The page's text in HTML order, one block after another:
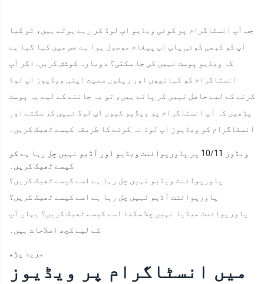
جب آپ انسٹاگرام پر کوئی ویڈیو اپ لوڈ کر رہے ہوتے ہیں، تو کیا
آپ کو کبھی کوئی پاپ اپ پیغام موصول ہوا ہے جس میں کہا گیا ہے
کہ ویڈیو پوسٹ نہیں کی جا سکتی؟ دوبارہ کوشش کریں. اگر آپ
انسٹاگرام کو کہانیوں اور ریلوں سمیت اپنی ویڈیوز اپ لوڈ
کرنے کے لیے حاصل نہیں کر پاتے ہیں، تو یہ جاننے کے لیے یہ پوسٹ
پڑھیں کہ آپ انسٹاگرام پر ویڈیو کیوں اپ لوڈ نہیں کر سکتے اور
انسٹاگرام کو ویڈیوز اپ لوڈ نہ کرنے کا طریقہ کیسے ٹھیک کریں۔
ونڈوز 10/11 پر پاورپوائنٹ ویڈیو اور آڈیو نہیں چل رہا ہے کو
کیسے ٹھیک کریں۔
پاورپوائنٹ ویڈیو نہیں چل رہا ہے اسے کیسے ٹھیک کریں؟
پاورپوائنٹ آڈیو نہیں چل رہا ہے اسے کیسے ٹھیک کریں؟
پاورپوائنٹ میڈیا نہیں چلا سکتا اسے کیسے ٹھیک کریں؟ یہاں آپ
کے لیے کچھ اصلاحات ہیں۔
مزید پڑھ
میں انسٹاگرام پر ویڈیوز